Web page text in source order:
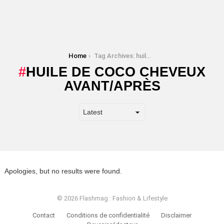
Home Tag Archives: huile de coco cheveux avant/après
HUILE DE COCO CHEVEUX
AVANT/APRÈS
Apologies, but no results were found.
© 2026 Flashmag : Fashion & Lifestyle
Contact Conditions de confidentialité
Disclaimer